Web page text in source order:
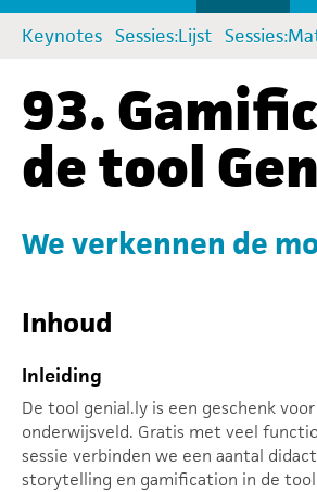
Keynotes Sessies:Lijst
93.
de tool
We verkennen de
Inhoud
Inleiding
De tool genial.ly is een geschenk
onderwijsveld. Gratis met veel
sessie verbinden we een aantal
storytelling en gamification in de